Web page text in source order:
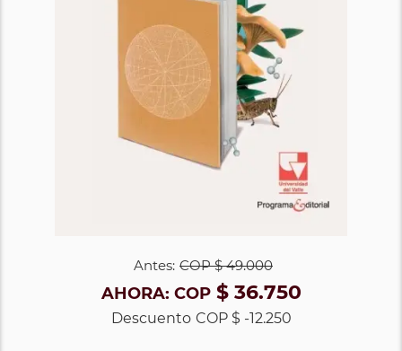
Antes: COP$ 49.000
AHORA: COP$ 36.750
Descuento COP $ -12.250